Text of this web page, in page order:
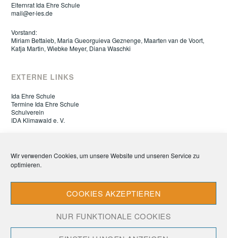
Wir verwenden Cookies, um unsere Website und unseren Service zu
optimieren.
COOKIES AKZEPTIEREN
NUR FUNKTIONALE COOKIES
Elternrat Ida Ehre Schule
mail@er-ies.de
Vorstand:
Miriam Bettaieb, Maria Gueorguieva Geznenge, Maarten van de Voort,
Katja Martin, Wiebke Meyer, Diana Waschki
EXTERNE LINKS
Ida Ehre Schule
Termine Ida Ehre Schule
Schulverein
IDA Klimawald e. V.
Datenschutz
Cookie-Richtlinie (EU)